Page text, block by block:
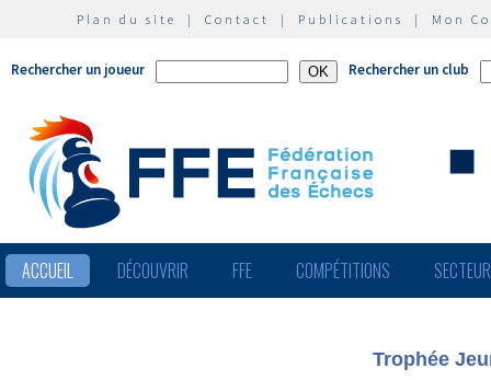
Plan du site | Contact | Publications | Mon
Rechercher un joueur Rechercher un club
ACCUEIL DÉCOUVRIR FFE COMPÉTITIONS
Trophée